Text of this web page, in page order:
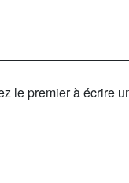
le premier à écrire